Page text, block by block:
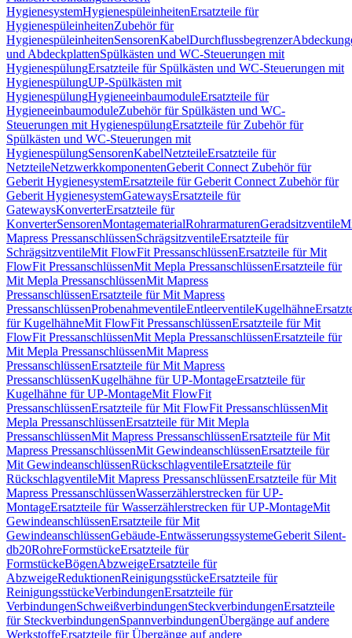
HygienesystemHygienespüleinheitenErsatzteile für
HygienespüleinheitenZubehör für
HygienespüleinheitenSensorenKabelDurchflussbegrenzer
und AbdeckplattenSpülkästen und WC-Steuerungen mit
HygienespülungErsatzteile für Spülkästen und WC-Steuerungen mit
HygienespülungUP-Spülkästen mit
HygienespülungHygieneeinbaumoduleErsatzteile für
HygieneeinbaumoduleZubehör für Spülkästen und WC-
Steuerungen mit HygienespülungErsatzteile für Zubehör für
Spülkästen und WC-Steuerungen mit
HygienespülungSensorenKabelNetzteileErsatzteile für
NetzteileNetzwerkkomponentenGeberit Connect Zubehör für
Geberit HygienesystemErsatzteile für Geberit Connect Zubehör für
Geberit HygienesystemGatewaysErsatzteile für
GatewaysKonverterErsatzteile für
KonverterSensorenMontagematerialRohrarmaturenGeradsitzventile
Mapress PressanschlüssenSchrägsitzventileErsatzteile für
SchrägsitzventileMit FlowFit PressanschlüssenErsatzteile für Mit
FlowFit PressanschlüssenMit Mepla PressanschlüssenErsatzteile für
Mit Mepla PressanschlüssenMit Mapress
PressanschlüssenErsatzteile für Mit Mapress
PressanschlüssenProbenahmeventileEntleerventileKugelhähne
für KugelhähneMit FlowFit PressanschlüssenErsatzteile für Mit
FlowFit PressanschlüssenMit Mepla PressanschlüssenErsatzteile für
Mit Mepla PressanschlüssenMit Mapress
PressanschlüssenErsatzteile für Mit Mapress
PressanschlüssenKugelhähne für UP-MontageErsatzteile für
Kugelhähne für UP-MontageMit FlowFit
PressanschlüssenErsatzteile für Mit FlowFit PressanschlüssenMit
Mepla PressanschlüssenErsatzteile für Mit Mepla
PressanschlüssenMit Mapress PressanschlüssenErsatzteile für Mit
Mapress PressanschlüssenMit GewindeanschlüssenErsatzteile für
Mit GewindeanschlüssenRückschlagventileErsatzteile für
RückschlagventileMit Mapress PressanschlüssenErsatzteile für Mit
Mapress PressanschlüssenWasserzählerstrecken für UP-
MontageErsatzteile für Wasserzählerstrecken für UP-MontageMit
GewindeanschlüssenErsatzteile für Mit
GewindeanschlüssenGebäude-EntwässerungssystemeGeberit Silent-
db20RohreFormstückeErsatzteile für
FormstückeBögenAbzweigeErsatzteile für
AbzweigeReduktionenReinigungsstückeErsatzteile für
ReinigungsstückeVerbindungenErsatzteile für
VerbindungenSchweißverbindungenSteckverbindungenErsatzteile
für SteckverbindungenSpannverbindungenÜbergänge auf andere
WerkstoffeErsatzteile für Übergänge auf andere